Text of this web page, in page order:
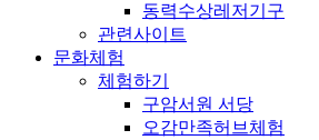
동력수상레저기구
관련사이트
문화체험
체험하기
구암서원 서당
오감만족허브체험